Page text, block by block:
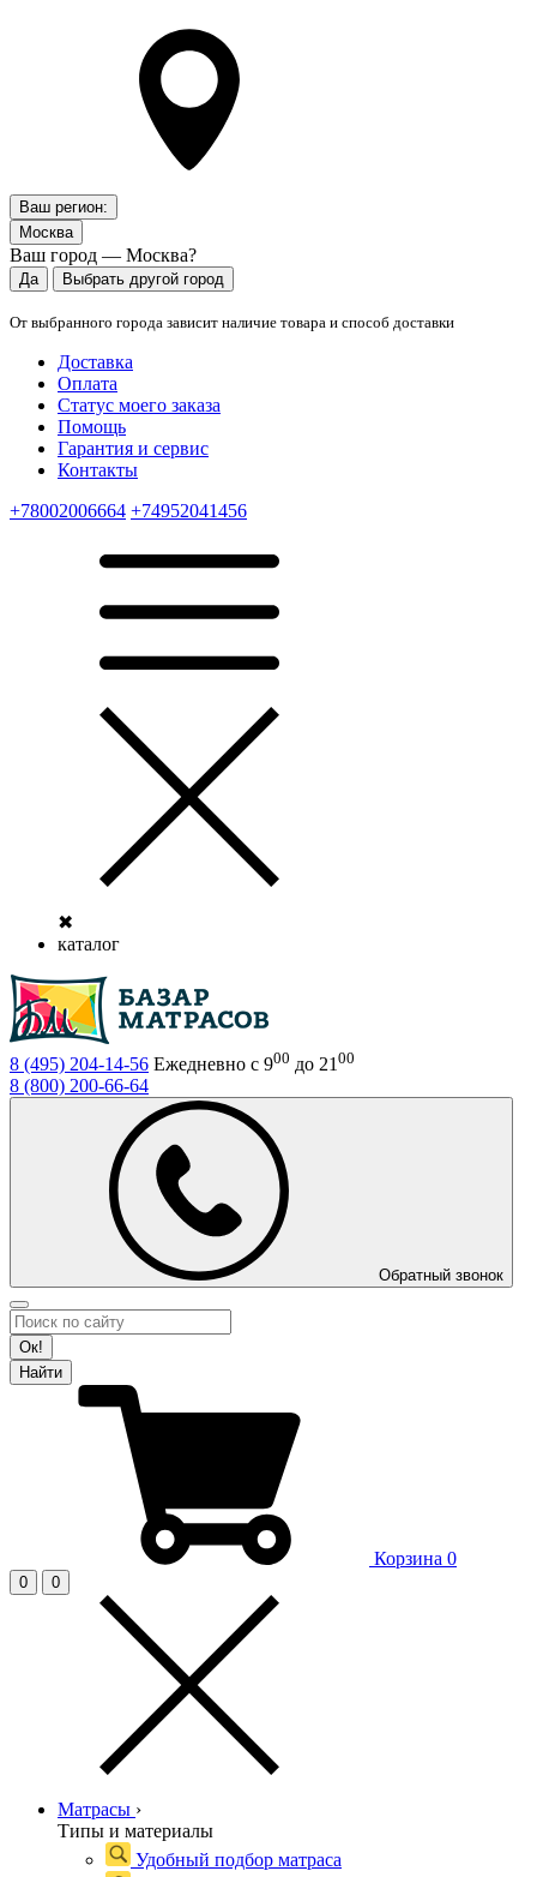
Ваш регион:
Москва
Ваш город — Москва?
Да Выбрать другой город
От выбранного города зависит наличие товара и способ доставки
Доставка
Оплата
Статус моего заказа
Помощь
Гарантия и сервис
Контакты
+78002006664 +74952041456
✖
каталог
8 (495) 204-14-56 Ежедневно с 900 до 21 00
8 (800) 200-66-64
Обратный звонок
Ок!
Найти
Корзина 0
0 0
Матрасы ›
Типы и материалы
Удобный подбор матраса